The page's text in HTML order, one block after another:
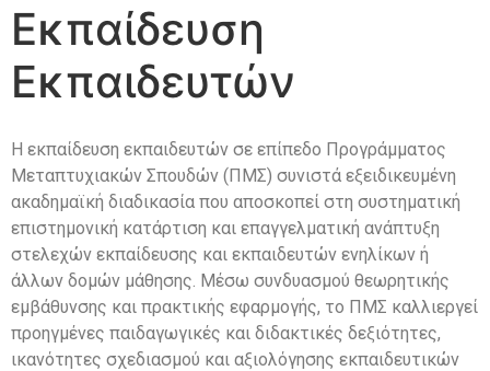
Εκπαίδευση
Εκπαιδευτών
Η εκπαίδευση εκπαιδευτών σε επίπεδο Προγράμματος
Μεταπτυχιακών Σπουδών (ΠΜΣ) συνιστά εξειδικευμένη
ακαδημαϊκή διαδικασία που αποσκοπεί στη συστηματική
επιστημονική κατάρτιση και επαγγελματική ανάπτυξη
στελεχών εκπαίδευσης και εκπαιδευτών ενηλίκων ή
άλλων δομών μάθησης. Μέσω συνδυασμού θεωρητικής
εμβάθυνσης και πρακτικής εφαρμογής, το ΠΜΣ καλλιεργεί
προηγμένες παιδαγωγικές και διδακτικές δεξιότητες,
ικανότητες σχεδιασμού και αξιολόγησης εκπαιδευτικών